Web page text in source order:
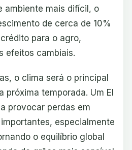
ambiente mais difícil, o
de cerca de 10%
para o agro,
efeitos cambiais.
o clima será o principal
próxima temporada. Um El
provocar perdas em
especialmente
o equilíbrio global